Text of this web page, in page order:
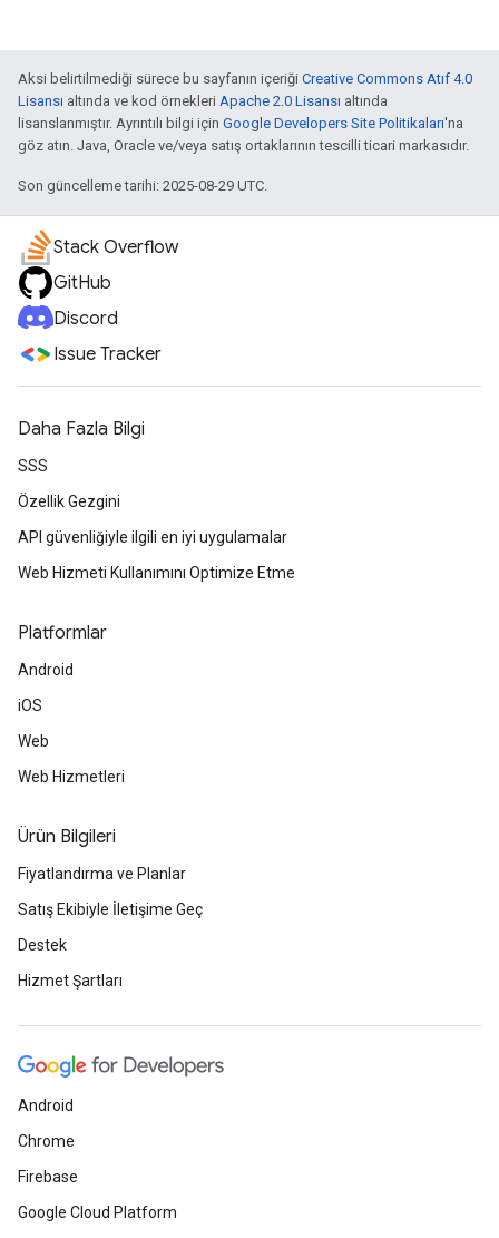
Aksi belirtilmediği sürece bu sayfanın içeriği Creative Commons Atıf 4.0
Lisansı altında ve kod örnekleri Apache 2.0 Lisansı altında
lisanslanmıştır. Ayrıntılı bilgi için Google Developers Site Politikaları'na
göz atın. Java, Oracle ve/veya satış ortaklarının tescilli ticari markasıdır.
Son güncelleme tarihi: 2025-08-29 UTC.
Stack Overflow
GitHub
Discord
Issue Tracker
Daha Fazla Bilgi
SSS
Özellik Gezgini
API güvenliğiyle ilgili en iyi uygulamalar
Web Hizmeti Kullanımını Optimize Etme
Platformlar
Android
iOS
Web
Web Hizmetleri
Ürün Bilgileri
Fiyatlandırma ve Planlar
Satış Ekibiyle İletişime Geç
Destek
Hizmet Şartları
Android
Chrome
Firebase
Google Cloud Platform